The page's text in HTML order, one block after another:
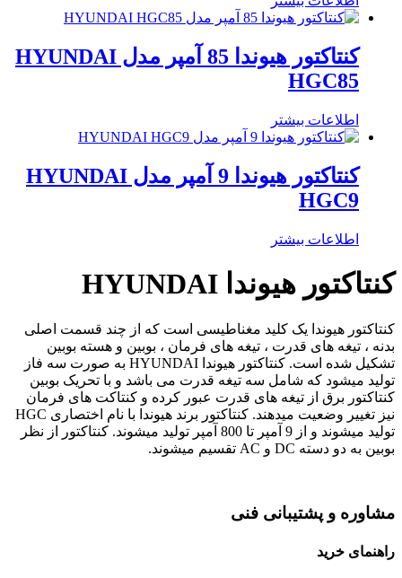
کنتاکتور هیوندا 85 آمپر مدل HYUNDAI
HGC85
اطلاعات بیشتر
کنتاکتور هیوندا 9 آمپر مدل HYUNDAI
HGC9
اطلاعات بیشتر
کنتاکتور هیوندا HYUNDAI
کنتاکتور هیوندا یک کلید مغناطیسی است که از چند قسمت اصلی
بدنه ، تیغه های قدرت ، تیغه های فرمان ، بوبین و هسته بوبین
تشکیل شده است. کنتاکتور هیوندا HYUNDAI به صورت سه فاز
تولید میشود که شامل سه تیغه قدرت می باشد و با تحریک بوبین
کنتاکتور برق از تیغه های قدرت عبور کرده و کنتاکت های فرمان
نیز تغییر وضعیت میدهند. کنتاکتور برند هیوندا با نام اختصاری HGC
تولید میشوند و از 9 آمپر تا 800 آمپر تولید میشوند. کنتاکتور از نظر
بوبین به دو دسته DC و AC تقسیم میشوند.
مشاوره و پشتیبانی فنی
راهنمای خرید